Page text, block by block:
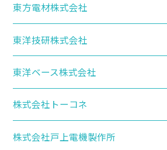
東方電材株式会社
東洋技研株式会社
東洋ベース株式会社
株式会社トーコネ
株式会社戸上電機製作所